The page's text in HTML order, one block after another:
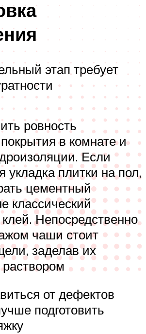
этап требует
ровность
в комнате и
Если
укладка плитки на пол,
цементный
классический
Непосредственно
чаши стоит
заделав их
от дефектов
подготовить